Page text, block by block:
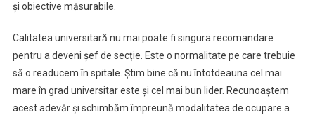
și obiective măsurabile.
Calitatea universitarǎ nu mai poate fi singura recomandare
pentru a deveni șef de secție. Este o normalitate pe care trebuie
să o readucem în spitale. Știm bine că nu întotdeauna cel mai
mare în grad universitar este și cel mai bun lider. Recunoaștem
acest adevăr și schimbăm împreună modalitatea de ocupare a